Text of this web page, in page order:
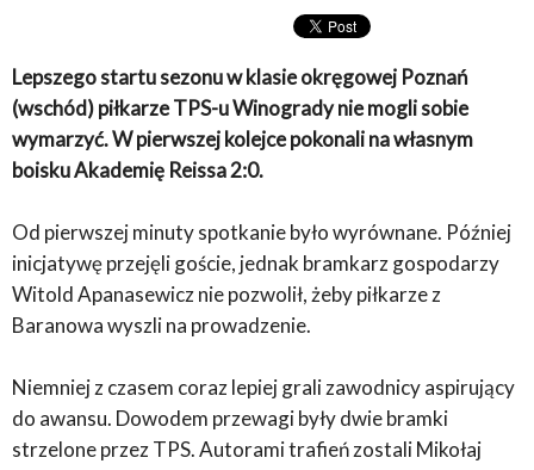
Lepszego startu sezonu w klasie okręgowej Poznań
(wschód) piłkarze TPS-u Winogrady nie mogli sobie
wymarzyć. W pierwszej kolejce pokonali na własnym
boisku Akademię Reissa 2:0.
Od pierwszej minuty spotkanie było wyrównane. Później
inicjatywę przejęli goście, jednak bramkarz gospodarzy
Witold Apanasewicz nie pozwolił, żeby piłkarze z
Baranowa wyszli na prowadzenie.
Niemniej z czasem coraz lepiej grali zawodnicy aspirujący
do awansu. Dowodem przewagi były dwie bramki
strzelone przez TPS. Autorami trafień zostali Mikołaj